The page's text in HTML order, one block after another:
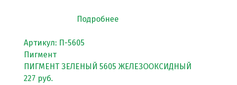
Клиенты и отзывы
Подробнее
Артикул: П-5605
Пигмент
ПИГМЕНТ ЗЕЛЕНЫЙ 5605 ЖЕЛЕЗООКСИДНЫЙ
227 руб.